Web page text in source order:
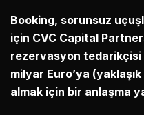
Booking, sorunsuz
için CVC Capital
rezervasyon tedarikçisi
milyar Euro’ya
almak için bir anlaşma